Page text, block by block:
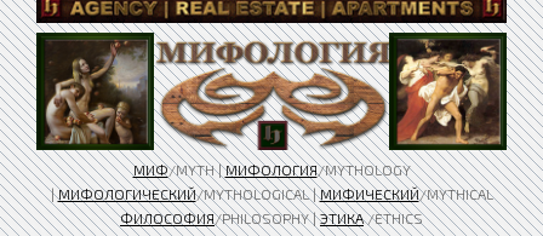
МИФ/MYTH |МИФОЛОГИЯ/MYTHOLOGY
|МИФОЛОГИЧЕСКИЙ/MYTHOLOGICAL |МИФИЧЕСКИЙ/MYTHICAL
ФИЛОСОФИЯ/PHILOSOPHY |ЭТИКА/ETHICS